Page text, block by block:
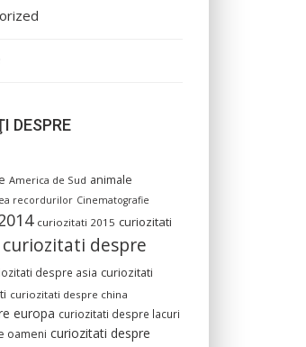
DESPRE
America de Sud animale
recordurilor Cinematografie
curiozitati 2015 curiozitati
curiozitati despre
despre asia curiozitati
curiozitati despre china
europa curiozitati despre lacuri
oameni curiozitati despre